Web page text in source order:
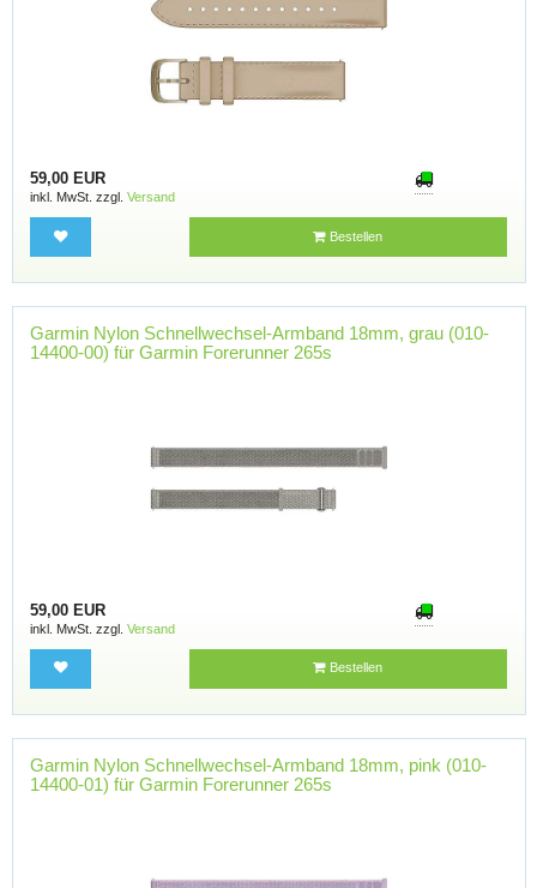
59,00 EUR
inkl. MwSt. zzgl. Versand
Bestellen
Garmin Nylon Schnellwechsel-Armband 18mm, grau (010-
14400-00) für Garmin Forerunner 265s
59,00 EUR
inkl. MwSt. zzgl. Versand
Bestellen
Garmin Nylon Schnellwechsel-Armband 18mm, pink (010-
14400-01) für Garmin Forerunner 265s